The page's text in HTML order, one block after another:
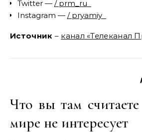
Twitter — / prm_ru
Instagram — / pryamiy
Источник – канал «Телеканал
Что вы там
мире не интересует